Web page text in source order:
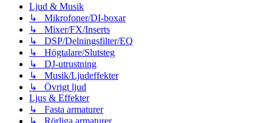
Ljud & Musik
↳ Mikrofoner/DI-boxar
↳ Mixer/FX/Inserts
↳ DSP/Delningsfilter/EQ
↳ Högtalare/Slutsteg
↳ DJ-utrustning
↳ Musik/Ljudeffekter
↳ Övrigt ljud
Ljus & Effekter
↳ Fasta armaturer
↳ Rörliga armaturer